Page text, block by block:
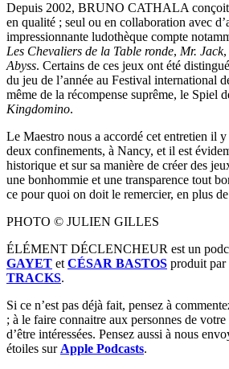
Depuis 2002, BRUNO CATHALA conçoit
en qualité ; seul ou en collaboration avec
impressionnante ludothèque compte
Les Chevaliers de la Table ronde, Mr. Jack,
Abyss. Certains de ces jeux ont été
du jeu de l’année au Festival international
même de la récompense suprême, le Spiel
Kingdomino.
Le Maestro nous a accordé cet entretien il
deux confinements, à Nancy, et il est
historique et sur sa manière de créer des
une bonhommie et une transparence tout
ce pour quoi on doit le remercier, en plus
PHOTO © JULIEN GILLES
ÉLÉMENT DÉCLENCHEUR est un
GAYET et CÉSAR BASTOS produit par
TRACKS.
Si ce n’est pas déjà fait, pensez à
; à le faire connaitre aux personnes de
d’être intéressées. Pensez aussi à nous
étoiles sur Apple Podcasts.